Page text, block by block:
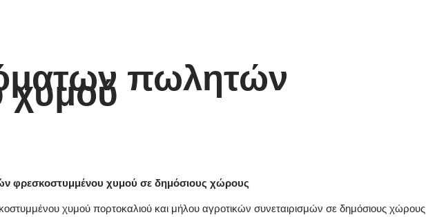
πωλητών
χυμού
φρεσκοστυμμένου χυμού σε δημόσιους χώρους
χυμού πορτοκαλιού και μήλου αγροτικών συνεταιρισμών σε δημόσιους χώρους